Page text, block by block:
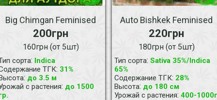
Big Chimgan Feminised
200грн
160грн (от 5шт)
сорта: Indica
ТГК: 31%
: до 3.5 м
с растения: до 1500
Auto Bishkek Feminised
220грн
180грн (от 5шт)
Тип сорта: Sativa 35%/Indica
65%
Содержание ТГК: 28%
Высота: до 180 см
Урожай с растения: 400-1000г